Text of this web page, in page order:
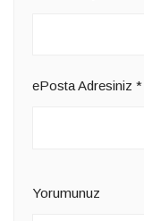
ePosta Adresiniz *
Yorumunuz